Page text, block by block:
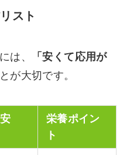
スト
は、
「安くて応用が
が大切です。
栄養ポイン
ト